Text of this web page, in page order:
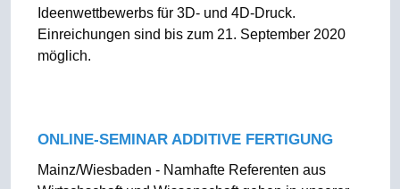
Ideenwettbewerbs für 3D- und 4D-Druck.
Einreichungen sind bis zum 21. September 2020
möglich.
ONLINE-SEMINAR ADDITIVE FERTIGUNG
Mainz/Wiesbaden - Namhafte Referenten aus